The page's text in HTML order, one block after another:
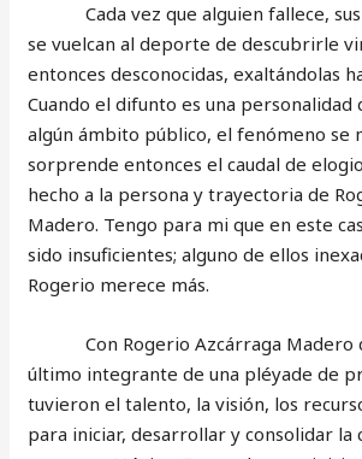
Cada vez que alguien fallece, sus
se vuelcan al deporte de descubrirle
entonces desconocidas, exaltándolas
Cuando el difunto es una personalidad
algún ámbito público, el fenómeno se
sorprende entonces el caudal de
hecho a la persona y trayectoria de
Madero. Tengo para mi que en este
sido insuficientes; alguno de ellos
Rogerio merece más.
Con Rogerio Azcárraga Madero
último integrante de una pléyade de
tuvieron el talento, la visión, los
para iniciar, desarrollar y consolidar la